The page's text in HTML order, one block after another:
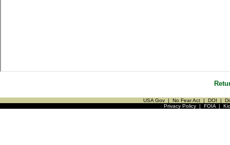
USA Gov | No Fear Act | DOI |
Privacy Policy| FOIA|